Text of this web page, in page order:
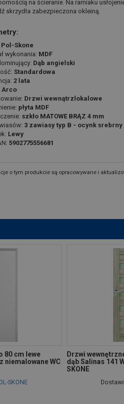
na ścieranie. Na ramiaku
skrzydła zabezpieczona okleiną.
Pol-Skone
wykonania: MDF
Dąb angielski
Standardowa
2 lata
Arco
Drzwi wewnątrzlokalowe
płyta MDF
szkło MATOWE BRĄZ 4 mm
3 zawiasy typ B - ocynk srebrny
Lewy
5902775556681
o tym produkcie są opracowywane i
80 cm lewe
niemalowane WC
SKONE
Drzwi
dąb Salinas 141
SKONE